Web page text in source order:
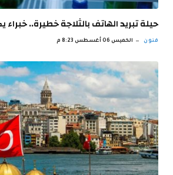
حيلة تبريد الهاتف بالثلاجة خطيرة..
فنون الخميس 06 أغسطس 8:23 م